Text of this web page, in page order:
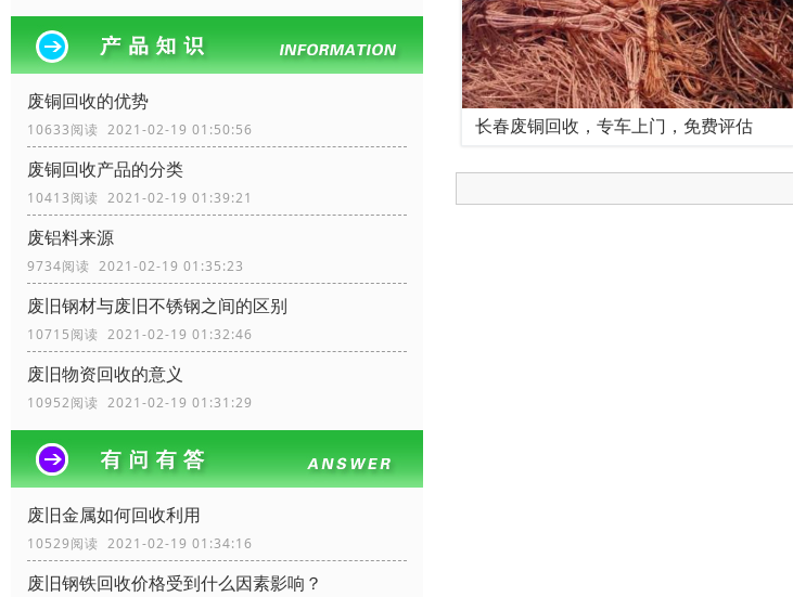
废铜回收的优势
10633阅读 2021-02-19 01:50:56
废铜回收产品的分类
10413阅读 2021-02-19 01:39:21
废铝料来源
9734阅读 2021-02-19 01:35:23
废旧钢材与废旧不锈钢之间的区别
10715阅读 2021-02-19 01:32:46
废旧物资回收的意义
10952阅读 2021-02-19 01:31:29
废旧金属如何回收利用
10529阅读 2021-02-19 01:34:16
废旧钢铁回收价格受到什么因素影响？
长春废铜回收，专车上门，免费评估